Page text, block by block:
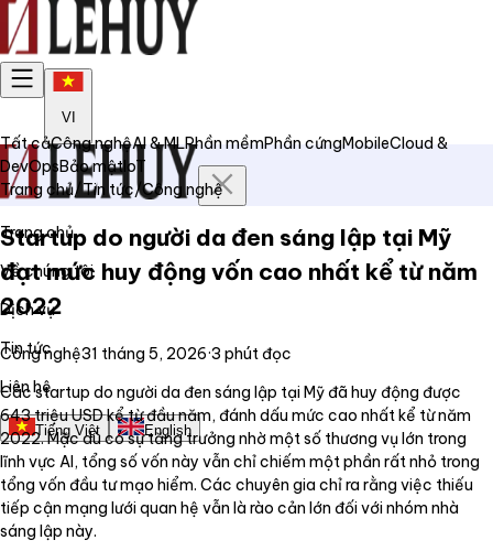
VI
Trang chủ
Về chúng tôi
Dịch vụ
Tin tức
Liên hệ
Tiếng Việt English
Tất cảCông nghệAI & MLPhần mềmPhần cứngMobileCloud &
DevOpsBảo mậtIoT
Trang chủ/Tin tức/Công nghệ
Startup do người da đen sáng lập tại Mỹ
đạt mức huy động vốn cao nhất kể từ năm
2022
Công nghệ31 tháng 5, 2026·3 phút đọc
Các startup do người da đen sáng lập tại Mỹ đã huy động được
643 triệu USD kể từ đầu năm, đánh dấu mức cao nhất kể từ năm
2022. Mặc dù có sự tăng trưởng nhờ một số thương vụ lớn trong
lĩnh vực AI, tổng số vốn này vẫn chỉ chiếm một phần rất nhỏ trong
tổng vốn đầu tư mạo hiểm. Các chuyên gia chỉ ra rằng việc thiếu
tiếp cận mạng lưới quan hệ vẫn là rào cản lớn đối với nhóm nhà
sáng lập này.